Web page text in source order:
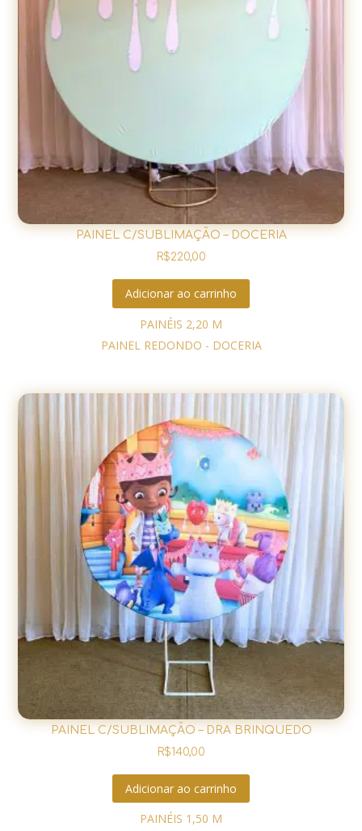
PAINEL C/SUBLIMAÇÃO – DOCERIA
R$220,00
Adicionar ao carrinho
PAINÉIS 2,20 M
PAINEL REDONDO - DOCERIA
PAINEL C/SUBLIMAÇÃO – DRA BRINQUEDO
R$140,00
Adicionar ao carrinho
PAINÉIS 1,50 M